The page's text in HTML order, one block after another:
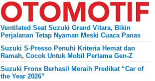
Ventilated Seat Suzuki Grand Vitara, Bikin
Perjalanan Tetap Nyaman Meski Cuaca Panas
Suzuki S-Presso Penuhi Kriteria Hemat dan
Ramah, Cocok Untuk Mobil Pertama Gen-Z
Suzuki Fronx Berhasil Meraih Predikat “Car of
the Year 2026”